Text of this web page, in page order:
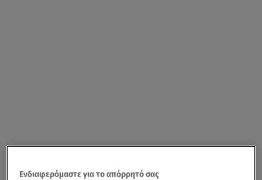
Ενδιαφερόμαστε για το απόρρητό σας